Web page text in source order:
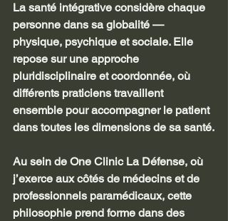
La santé intégrative considère chaque
personne dans sa globalité —
physique, psychique et sociale. Elle
repose sur une approche
pluridisciplinaire et coordonnée, où
différents praticiens travaillent
ensemble pour accompagner le patient
dans toutes les dimensions de sa santé.
Au sein de One Clinic La Défense, où
j’exerce aux côtés de médecins et de
professionnels paramédicaux, cette
philosophie prend forme dans des